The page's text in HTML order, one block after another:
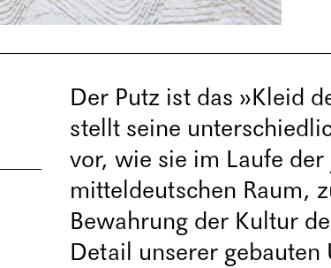
Der Putz ist das »Kleid
stellt seine
vor, wie sie im Laufe
mitteldeutschen Raum,
Bewahrung der Kultur
Detail unserer